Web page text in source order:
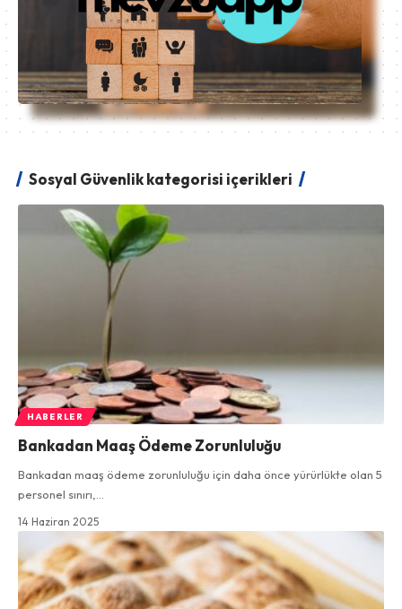
Sosyal Güvenlik kategorisi içerikleri
HABERLER
Bankadan Maaş Ödeme Zorunluluğu
Bankadan maaş ödeme zorunluluğu için daha önce yürürlükte olan 5
personel sınırı,…
14 Haziran 2025